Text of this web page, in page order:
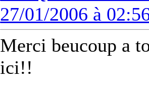
27/01/2006 à
Merci beucoup a
ici!!